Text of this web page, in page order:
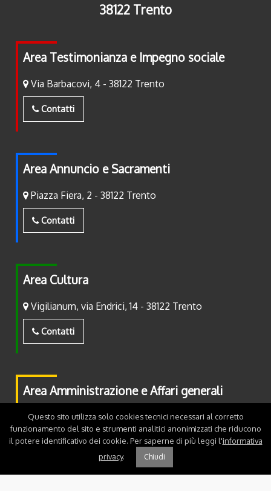
38122 Trento
Area Testimonianza e Impegno sociale
Via Barbacovi, 4 - 38122 Trento
Contatti
Area Annuncio e Sacramenti
Piazza Fiera, 2 - 38122 Trento
Contatti
Area Cultura
Vigilianum, via Endrici, 14 - 38122 Trento
Contatti
Area Amministrazione e Affari generali
Piazza Fiera, 2 - 38122 Trento
Contatti
Questo sito utilizza solo cookies tecnici necessari al corretto
funzionamento del sito e strumenti analitici anonimizzati che riducono
il potere identificativo dei cookie. Per saperne di più leggi l'informativa
privacy. Chiudi